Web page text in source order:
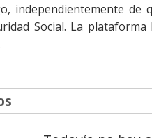
independientemente
Social. La